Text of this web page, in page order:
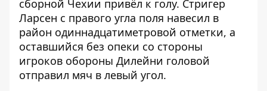
сборной Чехии привёл к голу. Стригер
Ларсен с правого угла поля навесил в
район одиннадцатиметровой отметки, а
оставшийся без опеки со стороны
игроков обороны Дилейни головой
отправил мяч в левый угол.